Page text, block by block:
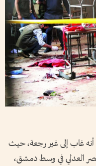
غاب إلى غير رجعة، حيث
العدلي في وسط دمشق،